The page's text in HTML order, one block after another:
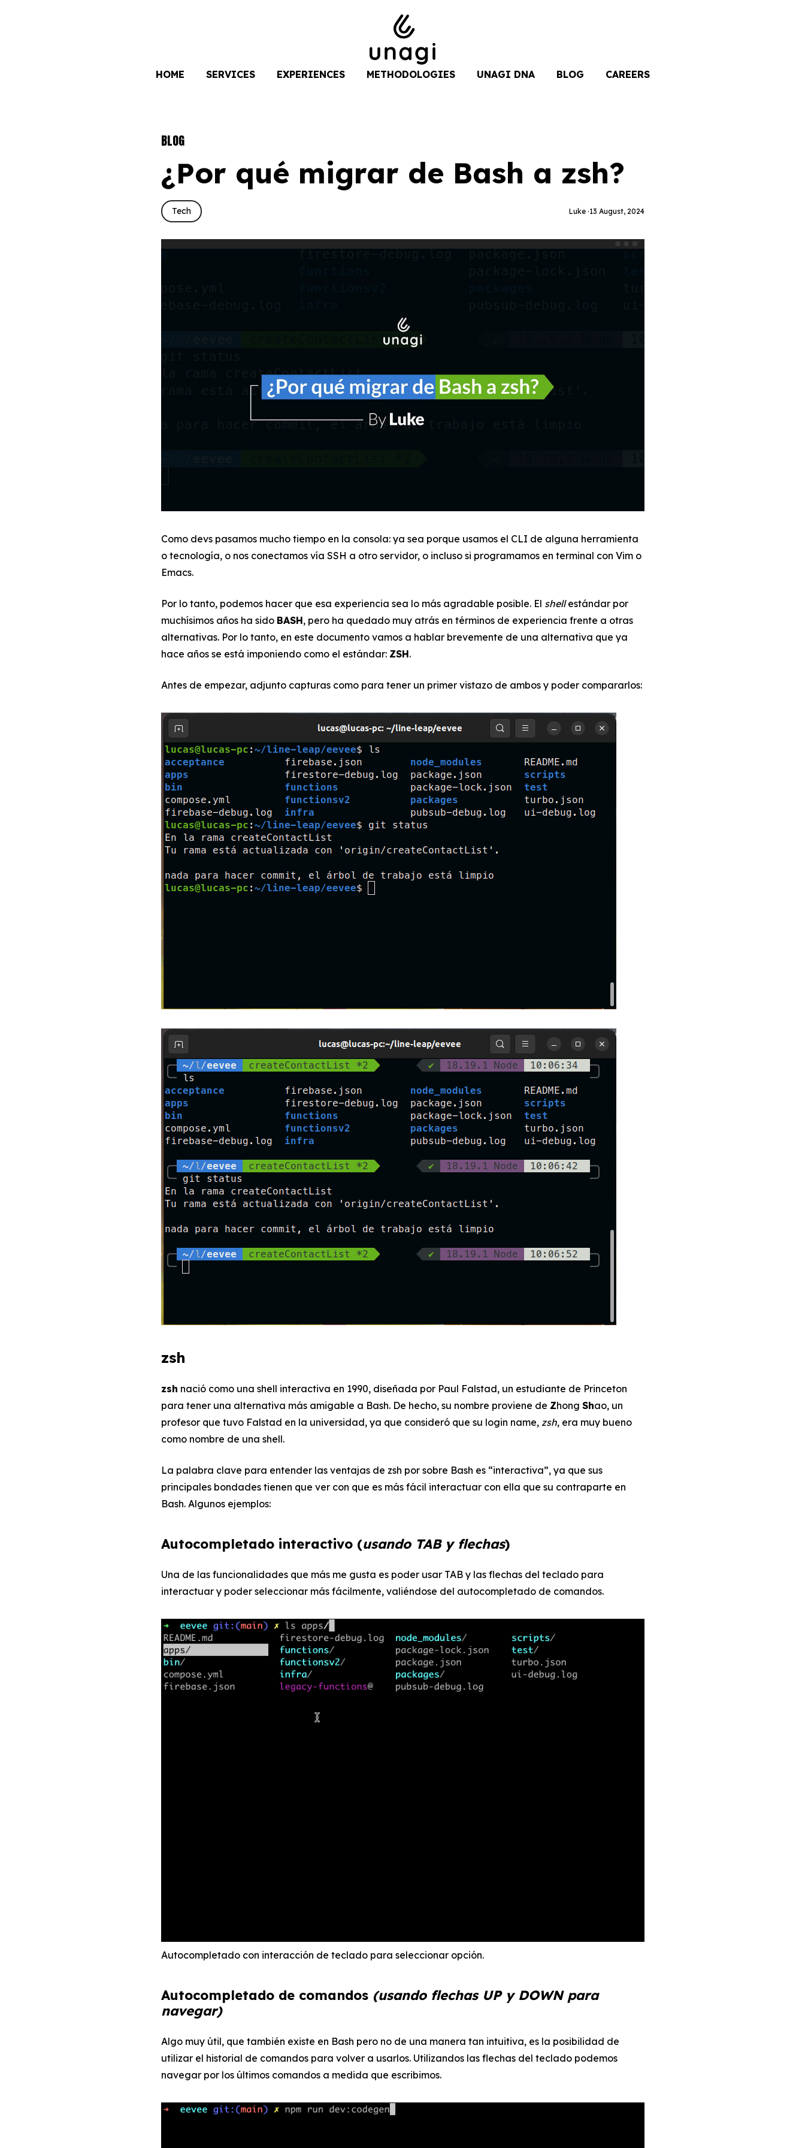
HOME SERVICES EXPERIENCES METHODOLOGIES UNAGI DNA BLOG CAREERS
BLOG
¿Por qué migrar de Bash a zsh?
Tech Luke ·13 August, 2024
Como devs pasamos mucho tiempo en la consola: ya sea porque usamos el CLI de alguna herramienta
o tecnología, o nos conectamos vía SSH a otro servidor, o incluso si programamos en terminal con Vim o
Emacs.
Por lo tanto, podemos hacer que esa experiencia sea lo más agradable posible. El shellestándar por
muchísimos años ha sido BASH, pero ha quedado muy atrás en términos de experiencia frente a otras
alternativas. Por lo tanto, en este documento vamos a hablar brevemente de una alternativa que ya
hace años se está imponiendo como el estándar: ZSH.
Antes de empezar, adjunto capturas como para tener un primer vistazo de ambos y poder compararlos:
zsh
zsh nació como una shell interactiva en 1990, diseñada por Paul Falstad, un estudiante de Princeton
para tener una alternativa más amigable a Bash. De hecho, su nombre proviene de Zhong Shao, un
profesor que tuvo Falstad en la universidad, ya que consideró que su login name, zsh, era muy bueno
como nombre de una shell.
La palabra clave para entender las ventajas de zsh por sobre Bash es “interactiva”, ya que sus
principales bondades tienen que ver con que es más fácil interactuar con ella que su contraparte en
Bash. Algunos ejemplos:
Autocompletado interactivo (usando TAB y flechas)
Una de las funcionalidades que más me gusta es poder usar TAB y las flechas del teclado para
interactuar y poder seleccionar más fácilmente, valiéndose del autocompletado de comandos.
Autocompletado con interacción de teclado para seleccionar opción.
Autocompletado de comandos (usando flechas UP y DOWN para
navegar)
Algo muy útil, que también existe en Bash pero no de una manera tan intuitiva, es la posibilidad de
utilizar el historial de comandos para volver a usarlos. Utilizandos las flechas del teclado podemos
navegar por los últimos comandos a medida que escribimos.